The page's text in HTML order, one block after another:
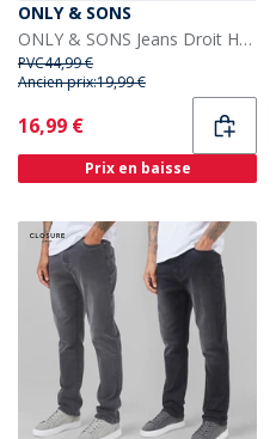
ONLY & SONS
ONLY & SONS Jeans Droit Homme Edge Medium Blue Denim
PVC44,99 €
Ancien prix:19,99 €
Current
16,99 €
Prix en baisse